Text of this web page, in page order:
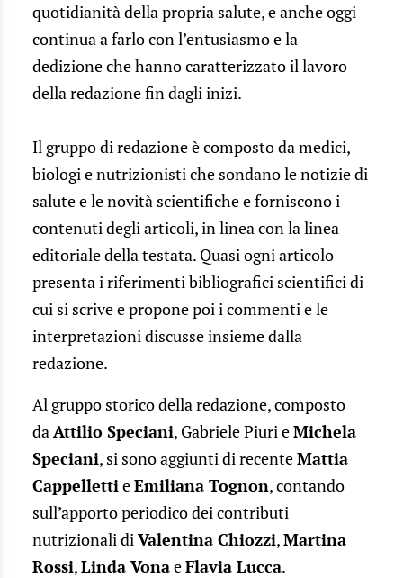
quotidianità della propria salute, e anche oggi
continua a farlo con l’entusiasmo e la
dedizione che hanno caratterizzato il lavoro
della redazione fin dagli inizi.
Il gruppo di redazione è composto da medici,
biologi e nutrizionisti che sondano le notizie di
salute e le novità scientifiche e forniscono i
contenuti degli articoli, in linea con la linea
editoriale della testata. Quasi ogni articolo
presenta i riferimenti bibliografici scientifici di
cui si scrive e propone poi i commenti e le
interpretazioni discusse insieme dalla
redazione.
Al gruppo storico della redazione, composto
daAttilio Speciani, Gabriele Piuri eMichela
Speciani, si sono aggiunti di recenteMattia
CappellettieEmiliana Tognon, contando
sull’apporto periodico dei contributi
nutrizionali diValentina Chiozzi,Martina
Rossi,Linda VonaeFlavia Lucca.